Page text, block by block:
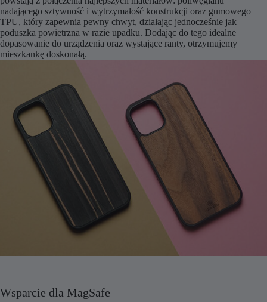
nadającego sztywność i wytrzymałość konstrukcji oraz gumowego
TPU, który zapewnia pewny chwyt, działając jednocześnie jak
poduszka powietrzna w razie upadku. Dodając do tego idealne
dopasowanie do urządzenia oraz wystające ranty, otrzymujemy
mieszkankę doskonałą.
Wsparcie dla MagSafe